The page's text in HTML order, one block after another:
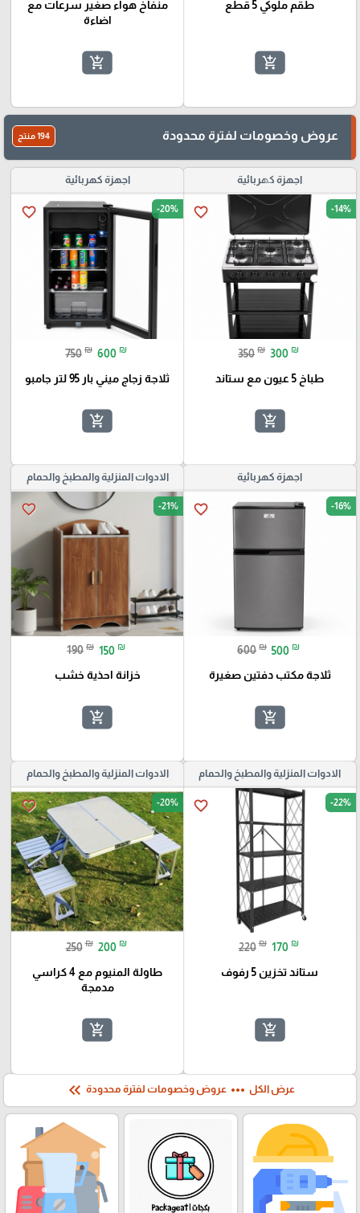
طقم ملوكي 5 قطع
add_shopping_cart
منفاخ هواء صغير سرعات مع
اضاءة
add_shopping_cart
عروض وخصومات لفترة محدودة 194 منتج
اجهزة كهربائية
favorite_border -14%
350 ₪ 300 ₪
طباخ 5 عيون مع ستاند
add_shopping_cart
اجهزة كهربائية
favorite_border -20%
750 ₪ 600 ₪
ثلاجة زجاج ميني بار 95 لتر جامبو
add_shopping_cart
اجهزة كهربائية
favorite_border -16%
600 ₪ 500 ₪
ثلاجة مكتب دفتين صغيرة
add_shopping_cart
الادوات المنزلية والمطبخ والحمام
favorite_border -21%
190 ₪ 150 ₪
خزانة احذية خشب
add_shopping_cart
الادوات المنزلية والمطبخ والحمام
favorite_border -22%
220 ₪ 170 ₪
ستاند تخزين 5 رفوف
add_shopping_cart
الادوات المنزلية والمطبخ والحمام
favorite_border -20%
250 ₪ 200 ₪
طاولة المنيوم مع 4 كراسي
مدمجة
add_shopping_cart
عرض الكل more_horiz عروض وخصومات لفترة محدودة keyboard_double_arrow_left